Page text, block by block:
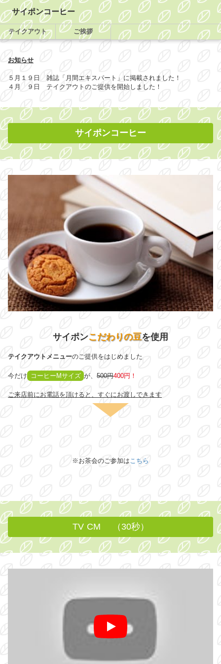
サイポンコーヒー
テイクアウト ご挨拶
お知らせ
５月１９日 雑誌「月間エキスパート」に掲載されました！
４月 ９日 テイクアウトのご提供を開始しました！
サイポンコーヒー
サイポンこだわりの豆を使用
テイクアウトメニューのご提供をはじめました
今だけ コーヒーMサイズ が、500円400円 ！
ご来店前にお電話を頂けると、すぐにお渡しできます
※お茶会のご参加はこちら
TV CM （30秒）